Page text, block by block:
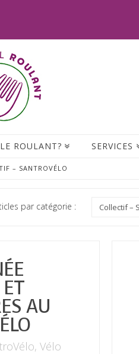
ROULANT? SERVICES
– SANTROVÉLO
par catégorie :
AU
,Vélo